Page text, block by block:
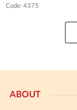
Code: 4375
ABOUT